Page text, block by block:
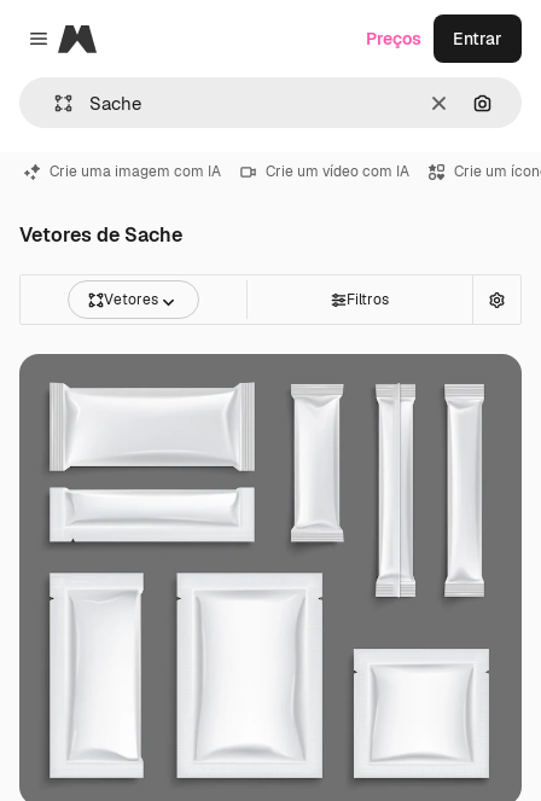
Close menu
Magnific
Limpar
Preços Entrar
Crie uma imagem com IA Crie um vídeo com IA Crie um
Vetores de Sache
Vetores Filtros